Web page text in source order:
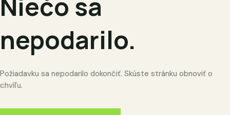
nepodarilo.
Požiadavku sa nepodarilo dokončiť. Skúste stránku obnoviť o
chvíľu.